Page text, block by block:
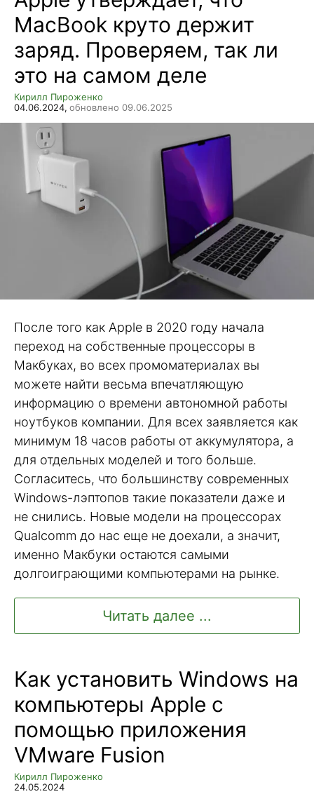
MacBook круто держит
заряд. Проверяем, так ли
это на самом деле
Кирилл Пироженко
04.06.2024, обновлено 09.06.2025
После того как Apple в 2020 году начала
переход на собственные процессоры в
Макбуках, во всех промоматериалах вы
можете найти весьма впечатляющую
информацию о времени автономной работы
ноутбуков компании. Для всех заявляется как
минимум 18 часов работы от аккумулятора, а
для отдельных моделей и того больше.
Согласитесь, что большинству современных
Windows-лэптопов такие показатели даже и
не снились. Новые модели на процессорах
Qualcomm до нас еще не доехали, а значит,
именно Макбуки остаются самыми
долгоиграющими компьютерами на рынке.
Читать далее ...
Как установить Windows на
компьютеры Apple с
помощью приложения
VMware Fusion
Кирилл Пироженко
24.05.2024